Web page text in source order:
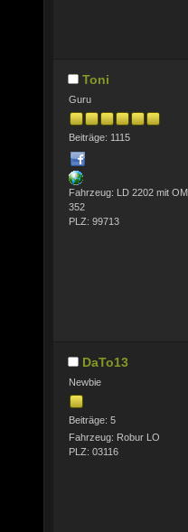
Toni
Guru
Beiträge: 1115
Fahrzeug: LD 2202 mit OM
352
PLZ: 99713
DaTo13
Newbie
Beiträge: 5
Fahrzeug: Robur LO
PLZ: 03116